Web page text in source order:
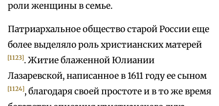
роли женщины в семье.
Патриархальное общество старой России еще
более выделяло роль христианских матерей
[1123]. Житие блаженной Юлиании
Лазаревской, написанное в 1611 году ее сыном
[1124], благодаря своей простоте и в то же время